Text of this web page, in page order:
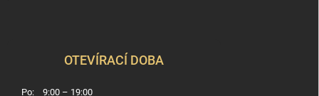
OTEVÍRACÍ DOBA
Po:
9:00 – 19:00